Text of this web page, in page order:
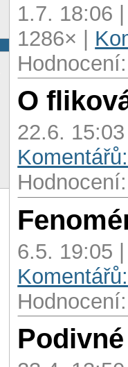
1.7. 18:06
1286× |
O
22.6.
6.5. 19:05